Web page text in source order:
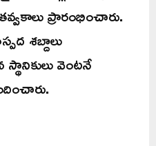
ప్రారంభించారు.
శబ్దాలు
వెంటనే